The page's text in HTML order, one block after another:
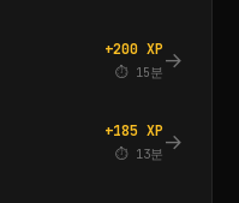
+200 XP
⏱ 15분 →
+185 XP
⏱ 13분 →